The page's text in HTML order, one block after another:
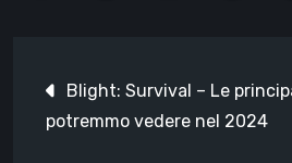
articoli
Blight: Survival – Le
potremmo vedere nel 2024